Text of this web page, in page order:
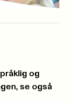
og
, se også